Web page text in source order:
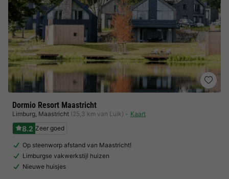
Dormio Resort Maastricht
Limburg, Maastricht (25,3 km van Luik) Kaart
8.2 Zeer goed
Op steenworp afstand van Maastricht!
Limburgse vakwerkstijl huizen
Nieuwe huisjes